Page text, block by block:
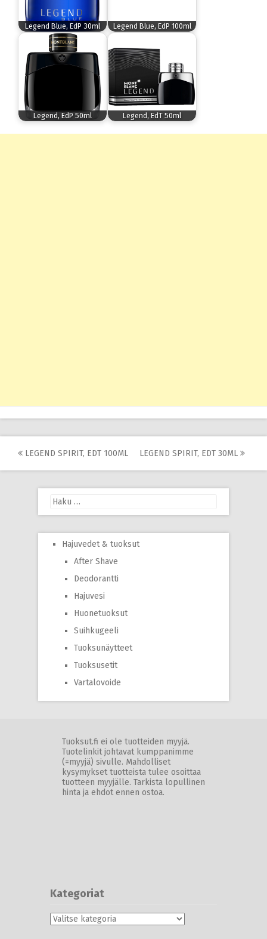
Legend Blue, EdP 30ml Legend Blue, EdP 100ml
Legend, EdP 50ml Legend, EdT 50ml
Post
navigation
LEGEND SPIRIT, EDT 100ML LEGEND SPIRIT, EDT 30ML
Haku:
Hajuvedet & tuoksut
After Shave
Deodorantti
Hajuvesi
Huonetuoksut
Suihkugeeli
Tuoksunäytteet
Tuoksusetit
Vartalovoide
Tuoksut.fi ei ole tuotteiden myyjä.
Tuotelinkit johtavat kumppanimme
(=myyjä) sivulle. Mahdolliset
kysymykset tuotteista tulee osoittaa
tuotteen myyjälle. Tarkista lopullinen
hinta ja ehdot ennen ostoa.
Kategoriat
Kategoriat